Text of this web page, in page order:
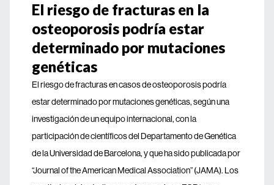
El riesgo de fracturas en la
osteoporosis podría estar
determinado por mutaciones
genéticas
El riesgo de fracturas en casos de osteoporosis podría
estar determinado por mutaciones genéticas, según una
investigación de un equipo internacional, con la
participación de científicos del Departamento de Genética
de la Universidad de Barcelona, y que ha sido publicada por
“Journal of the American Medical Association” (JAMA). Los